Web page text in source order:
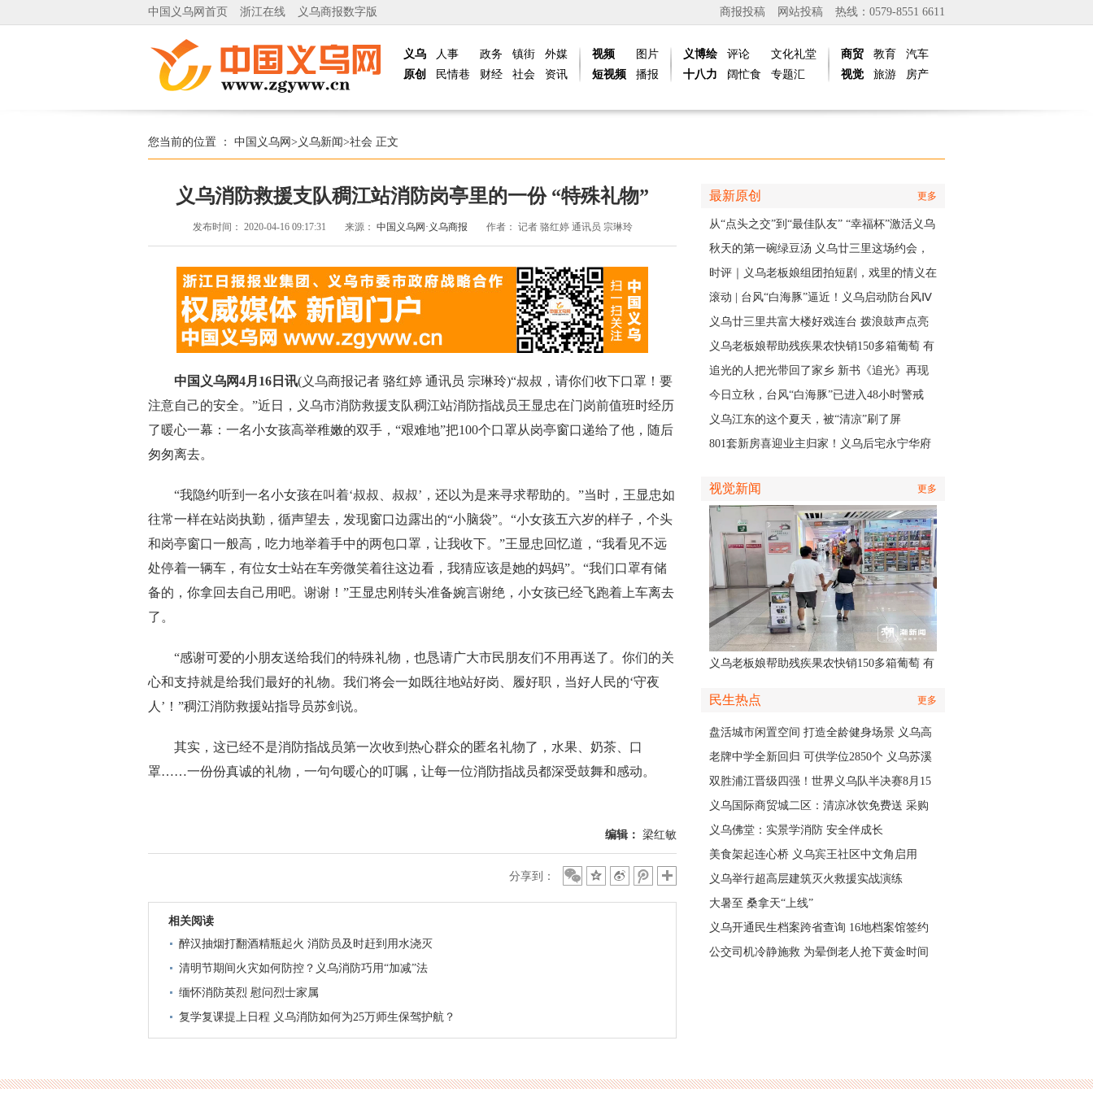
中国义乌网首页 浙江在线 义乌商报数字版 热线：0579-8551 6611
网站投稿
商报投稿
义乌
原创
人事
民情巷
政务
财经
镇街
社会
外媒
资讯
视频
短视频
图片
播报
义博绘
十八力
评论
阔忙食
文化礼堂
专题汇
商贸
视觉
教育
旅游
汽车
房产
您当前的位置 ： 中国义乌网 > 义乌新闻>社会 正文
义乌消防救援支队稠江站消防岗亭里的一份 “特殊礼物”
发布时间： 2020-04-16 09:17:31 来源： 中国义乌网·义乌商报 作者： 记者 骆红婷 通讯员 宗琳玲
中国义乌网4月16日讯(义乌商报记者 骆红婷 通讯员 宗琳玲)“叔叔，请你们收下口罩！要
注意自己的安全。”近日，义乌市消防救援支队稠江站消防指战员王显忠在门岗前值班时经历
了暖心一幕：一名小女孩高举稚嫩的双手，“艰难地”把100个口罩从岗亭窗口递给了他，随后
匆匆离去。
“我隐约听到一名小女孩在叫着‘叔叔、叔叔’，还以为是来寻求帮助的。”当时，王显忠如
往常一样在站岗执勤，循声望去，发现窗口边露出的“小脑袋”。“小女孩五六岁的样子，个头
和岗亭窗口一般高，吃力地举着手中的两包口罩，让我收下。”王显忠回忆道，“我看见不远
处停着一辆车，有位女士站在车旁微笑着往这边看，我猜应该是她的妈妈”。“我们口罩有储
备的，你拿回去自己用吧。谢谢！”王显忠刚转头准备婉言谢绝，小女孩已经飞跑着上车离去
了。
“感谢可爱的小朋友送给我们的特殊礼物，也恳请广大市民朋友们不用再送了。你们的关
心和支持就是给我们最好的礼物。我们将会一如既往地站好岗、履好职，当好人民的‘守夜
人’！”稠江消防救援站指导员苏剑说。
其实，这已经不是消防指战员第一次收到热心群众的匿名礼物了，水果、奶茶、口
罩……一份份真诚的礼物，一句句暖心的叮嘱，让每一位消防指战员都深受鼓舞和感动。
编辑： 梁红敏
分享到：
相关阅读
醉汉抽烟打翻酒精瓶起火 消防员及时赶到用水浇灭
清明节期间火灾如何防控？义乌消防巧用“加减”法
缅怀消防英烈 慰问烈士家属
复学复课提上日程 义乌消防如何为25万师生保驾护航？
最新原创 更多
从“点头之交”到“最佳队友” “幸福杯”激活义乌
稠江邻里情
秋天的第一碗绿豆汤 义乌廿三里这场约会，
主角是快递小哥
时评｜义乌老板娘组团拍短剧，戏里的情义在
现实中有了回响
滚动 | 台风“白海豚”逼近！义乌启动防台风Ⅳ
级应急响应
义乌廿三里共富大楼好戏连台 拨浪鼓声点亮
乡村之夜
义乌老板娘帮助残疾果农快销150多箱葡萄 有
人认出她还主演了部短剧
追光的人把光带回了家乡 新书《追光》再现
义商与一座城的双向奔赴
今日立秋，台风“白海豚”已进入48小时警戒
线，义乌风雨时间、雨量公布
义乌江东的这个夏天，被“清凉”刷了屏
801套新房喜迎业主归家！义乌后宅永宁华府
视觉新闻 更多
义乌老板娘帮助残疾果农快销150多箱葡萄 有
民生热点 更多
盘活城市闲置空间 打造全龄健身场景 义乌高
质量落地省级文体民生实事
老牌中学全新回归 可供学位2850个 义乌苏溪
中学9月投用
双胜浦江晋级四强！世界义乌队半决赛8月15
日主场开打
义乌国际商贸城二区：清凉冰饮免费送 采购
商可就近领取
义乌佛堂：实景学消防 安全伴成长
美食架起连心桥 义乌宾王社区中文角启用
义乌举行超高层建筑灭火救援实战演练
大暑至 桑拿天“上线”
义乌开通民生档案跨省查询 16地档案馆签约
合作
公交司机冷静施救 为晕倒老人抢下黄金时间